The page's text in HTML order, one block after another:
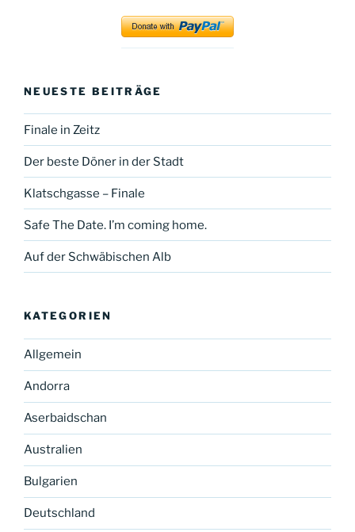
YouTube
NEUESTE BEITRÄGE
Finale in Zeitz
Der beste Döner in der Stadt
Klatschgasse – Finale
Safe The Date. I’m coming home.
Auf der Schwäbischen Alb
KATEGORIEN
Allgemein
Andorra
Aserbaidschan
Australien
Bulgarien
Deutschland